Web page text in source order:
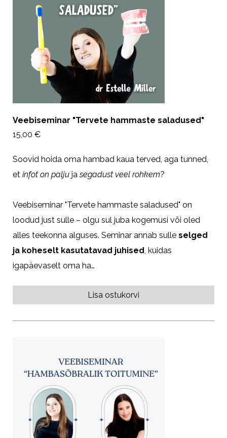
Veebiseminar "Tervete hammaste saladused"
15,00 €
Soovid hoida oma hambad kaua terved, aga tunned,
et infot on palju jasegadust veel rohkem?
Veebiseminar "Tervete hammaste saladused" on
loodud just sulle – olgu sul juba kogemusi või oled
alles teekonna alguses. Seminar annab sulle selged
ja koheselt kasutatavad juhised, kuidas
igapäevaselt oma ha…
Lisa ostukorvi